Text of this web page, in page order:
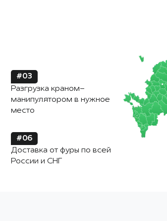
#03
Разгрузка краном-
манипулятором в нужное
место
#06
Доставка от фуры по всей
России и СНГ